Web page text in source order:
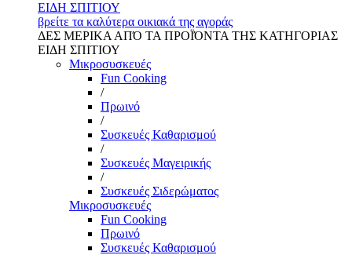
ΕΙΔΗ ΣΠΙΤΙΟΥ
βρείτε τα καλύτερα οικιακά της αγοράς
ΔΕΣ ΜΕΡΙΚΑ ΑΠΌ ΤΑ ΠΡΟΪΌΝΤΑ ΤΗΣ ΚΑΤΗΓΟΡΙΑΣ
ΕΙΔΗ ΣΠΙΤΙΟΥ
Μικροσυσκευές
Fun Cooking
/
Πρωινό
/
Συσκευές Καθαρισμού
/
Συσκευές Μαγειρικής
/
Συσκευές Σιδερώματος
Μικροσυσκευές
Fun Cooking
Πρωινό
Συσκευές Καθαρισμού